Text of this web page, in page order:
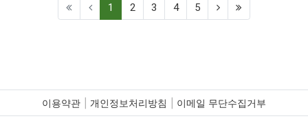
1 (current)
2 3 4 5
이용약관 개인정보처리방침 이메일 무단수집거부